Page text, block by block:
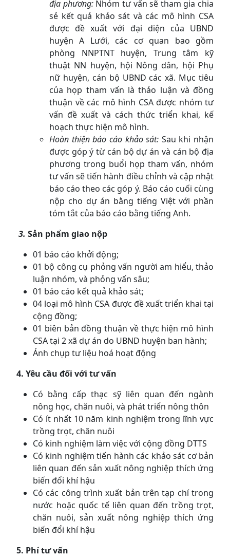
địa phương: Nhóm tư vấn sẽ tham gia chia
sẻ kết quả khảo sát và các mô hình CSA
được đề xuất với đại diện của UBND
huyện A Lưới, các cơ quan bao gồm
phòng NNPTNT huyện, Trung tâm kỹ
thuật NN huyện, hội Nông dân, hội Phụ
nữ huyện, cán bộ UBND các xã. Mục tiêu
của họp tham vấn là thảo luận và đồng
thuận về các mô hình CSA được nhóm tư
vấn đề xuất và cách thức triển khai, kế
hoạch thực hiện mô hình.
Hoàn thiện báo cáo khảo sát: Sau khi nhận
được góp ý từ cán bộ dự án và cán bộ địa
phương trong buổi họp tham vấn, nhóm
tư vấn sẽ tiến hành điều chỉnh và cập nhật
báo cáo theo các góp ý. Báo cáo cuối cùng
nộp cho dự án bằng tiếng Việt với phần
tóm tắt của báo cáo bằng tiếng Anh.
3. Sản phẩm giao nộp
01 báo cáo khởi động;
01 bộ công cụ phỏng vấn người am hiểu, thảo
luận nhóm, và phỏng vấn sâu;
01 báo cáo kết quả khảo sát;
04 loại mô hình CSA được đề xuất triển khai tại
cộng đồng;
01 biên bản đồng thuận về thực hiện mô hình
CSA tại 2 xã dự án do UBND huyện ban hành;
Ảnh chụp tư liệu hoá hoạt động
4. Yêu cầu đối với tư vấn
Có bằng cấp thạc sỹ liên quan đến ngành
nông học, chăn nuôi, và phát triển nông thôn
Có ít nhất 10 năm kinh nghiệm trong lĩnh vực
trồng trọt, chăn nuôi
Có kinh nghiệm làm việc với cộng đồng DTTS
Có kinh nghiệm tiến hành các khảo sát cơ bản
liên quan đến sản xuất nông nghiệp thích ứng
biến đổi khí hậu
Có các công trình xuất bản trên tạp chí trong
nước hoặc quốc tế liên quan đến trồng trọt,
chăn nuôi, sản xuất nông nghiệp thích ứng
biến đổi khí hậu
5. Phí tư vấn